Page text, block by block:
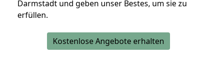
Darmstadt und geben unser Bestes, um sie zu
erfüllen.
Kostenlose Angebote erhalten